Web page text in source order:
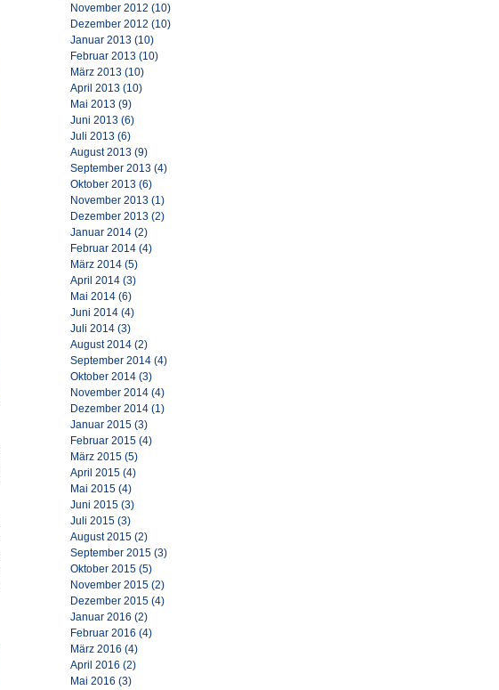
November 2012 (10)
Dezember 2012 (10)
Januar 2013 (10)
Februar 2013 (10)
März 2013 (10)
April 2013 (10)
Mai 2013 (9)
Juni 2013 (6)
Juli 2013 (6)
August 2013 (9)
September 2013 (4)
Oktober 2013 (6)
November 2013 (1)
Dezember 2013 (2)
Januar 2014 (2)
Februar 2014 (4)
März 2014 (5)
April 2014 (3)
Mai 2014 (6)
Juni 2014 (4)
Juli 2014 (3)
August 2014 (2)
September 2014 (4)
Oktober 2014 (3)
November 2014 (4)
Dezember 2014 (1)
Januar 2015 (3)
Februar 2015 (4)
März 2015 (5)
April 2015 (4)
Mai 2015 (4)
Juni 2015 (3)
Juli 2015 (3)
August 2015 (2)
September 2015 (3)
Oktober 2015 (5)
November 2015 (2)
Dezember 2015 (4)
Januar 2016 (2)
Februar 2016 (4)
März 2016 (4)
April 2016 (2)
Mai 2016 (3)